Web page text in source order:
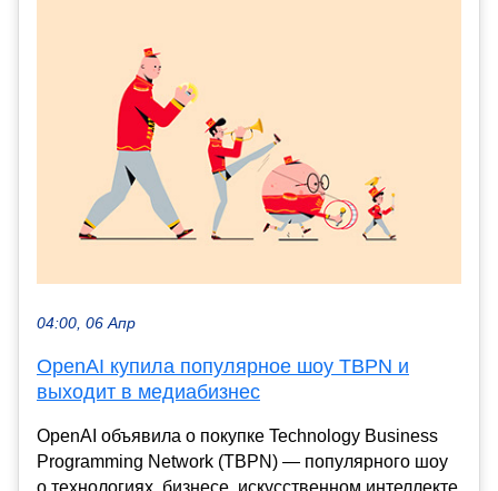
04:00, 06 Апр
OpenAI купила популярное шоу TBPN и
выходит в медиабизнес
OpenAI объявила о покупке Technology Business
Programming Network (TBPN) — популярного шоу
о технологиях, бизнесе, искусственном интеллекте